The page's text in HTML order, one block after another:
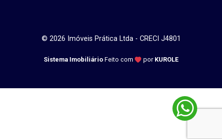
© 2026 Imóveis Prática Ltda - CRECI J4801
Sistema Imobiliário Feito com por KUROLE